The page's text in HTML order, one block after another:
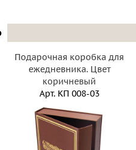
Подарочная коробка для
ежедневника. Цвет
коричневый
Арт.КП 008-03